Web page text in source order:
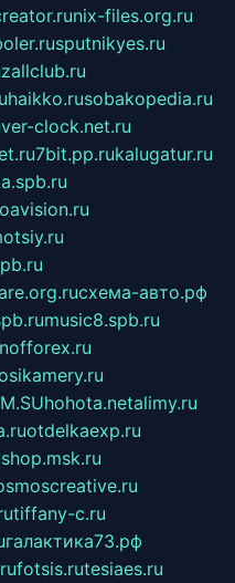
nix-files.org.ru
sputnikyes.ru
zallclub.ru
haikko.rusobakopedia.ru
clock.net.ru
7bit.pp.rukalugatur.ru
схема-авто.рф
music8.spb.ru
hohota.netalimy.ru
otdelkaexp.ru
tiffany-c.ru
галактика73.рф
fotsis.rutesiaes.ru